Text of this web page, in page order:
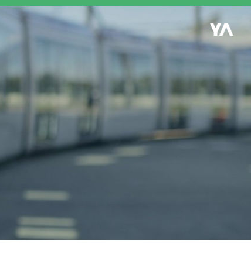
Retour à l'accueil